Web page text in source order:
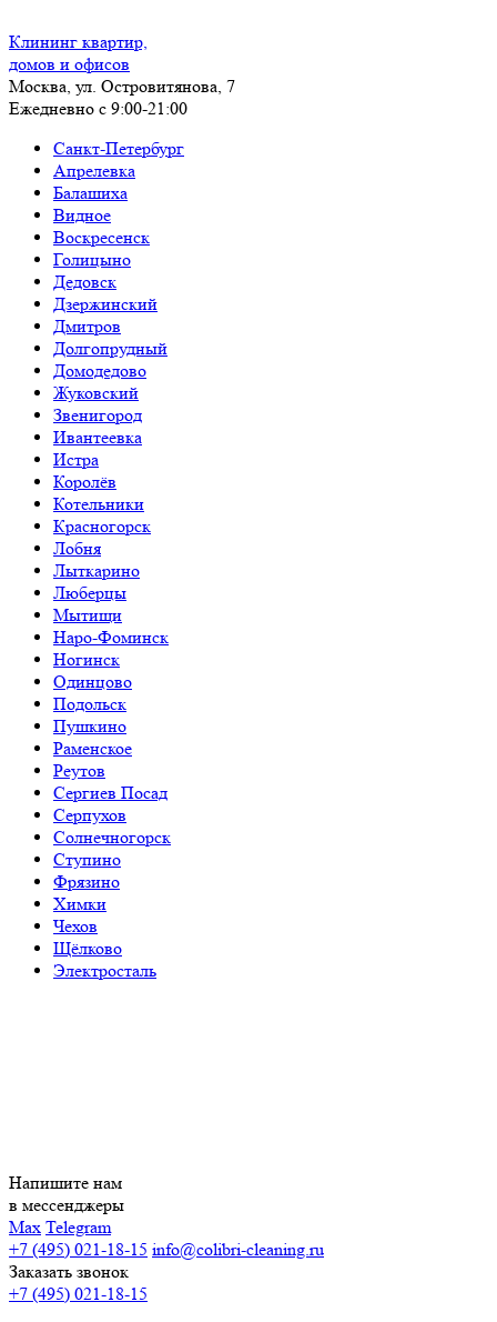
Клининг квартир,
домов и офисов
Москва, ул. Островитянова, 7
Ежедневно с 9:00-21:00
Санкт-Петербург
Апрелевка
Балашиха
Видное
Воскресенск
Голицыно
Дедовск
Дзержинский
Дмитров
Долгопрудный
Домодедово
Жуковский
Звенигород
Ивантеевка
Истра
Королёв
Котельники
Красногорск
Лобня
Лыткарино
Люберцы
Мытищи
Наро-Фоминск
Ногинск
Одинцово
Подольск
Пушкино
Раменское
Реутов
Сергиев Посад
Серпухов
Солнечногорск
Ступино
Фрязино
Химки
Чехов
Щёлково
Электросталь
Напишите нам
в мессенджеры
Max Telegram
+7 (495) 021-18-15 info@colibri-cleaning.ru
Заказать звонок
+7 (495) 021-18-15